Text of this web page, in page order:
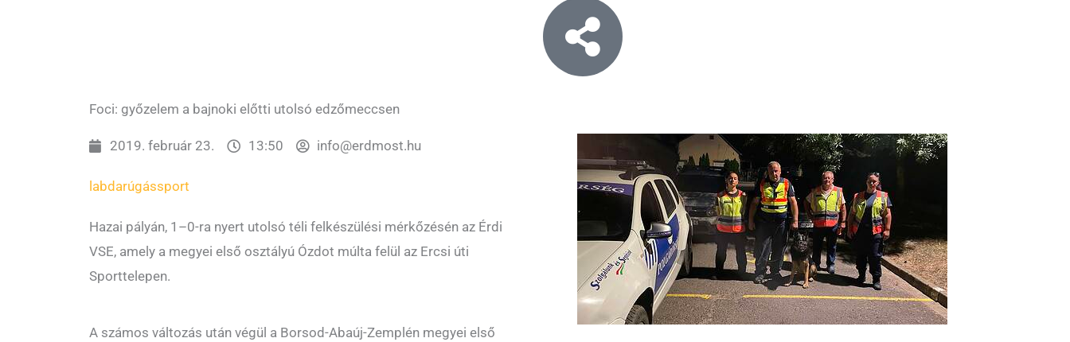
Foci: győzelem a bajnoki előtti utolsó edzőmeccsen
2019. február 23. 13:50 info@erdmost.hu
labdarúgássport
Hazai pályán, 1–0-ra nyert utolsó téli felkészülési mérkőzésén az Érdi
VSE, amely a megyei első osztályú Ózdot múlta felül az Ercsi úti
Sporttelepen.
A számos változás után végül a Borsod-Abaúj-Zemplén megyei első